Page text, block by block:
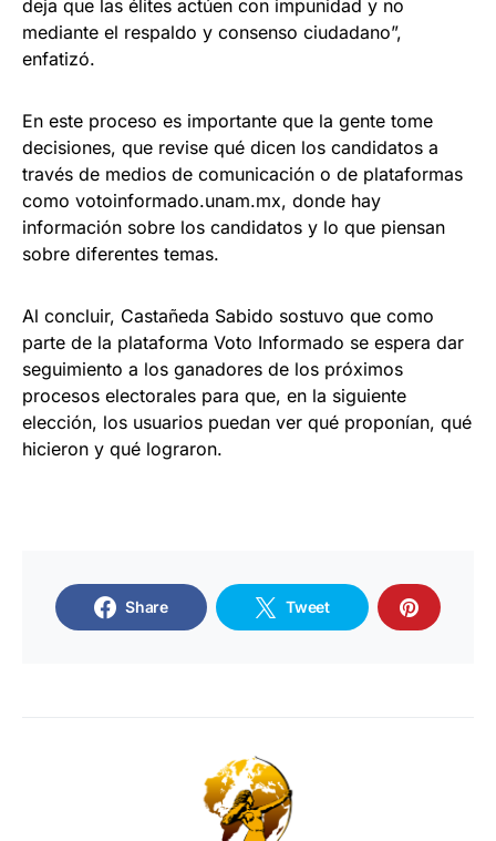
deja que las élites actúen con impunidad y no
mediante el respaldo y consenso ciudadano”,
enfatizó.
En este proceso es importante que la gente tome
decisiones, que revise qué dicen los candidatos a
través de medios de comunicación o de plataformas
como votoinformado.unam.mx, donde hay
información sobre los candidatos y lo que piensan
sobre diferentes temas.
Al concluir, Castañeda Sabido sostuvo que como
parte de la plataforma Voto Informado se espera dar
seguimiento a los ganadores de los próximos
procesos electorales para que, en la siguiente
elección, los usuarios puedan ver qué proponían, qué
hicieron y qué lograron.
Share Tweet